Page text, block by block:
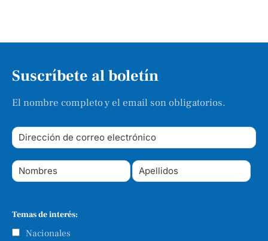
Suscríbete al boletín
El nombre completo y el email son obligatorios.
Temas de interés:
Nacionales